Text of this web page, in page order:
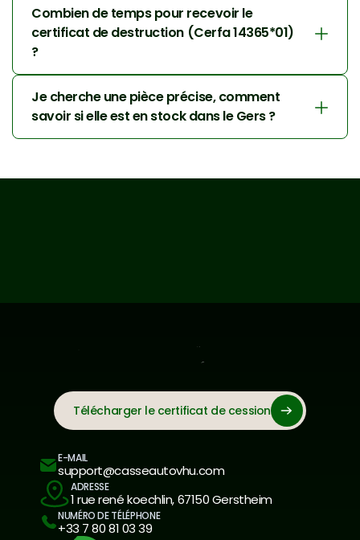
Combien de temps pour recevoir le
certificat de destruction (Cerfa 14365*01)
?
Je cherche une pièce précise, comment
savoir si elle est en stock dans le Gers ?
Télécharger le certificat de cession
E-MAIL
support@casseautovhu.com
ADRESSE
1 rue rené koechlin, 67150 Gerstheim
NUMÉRO DE TÉLÉPHONE
+33 7 80 81 03 39